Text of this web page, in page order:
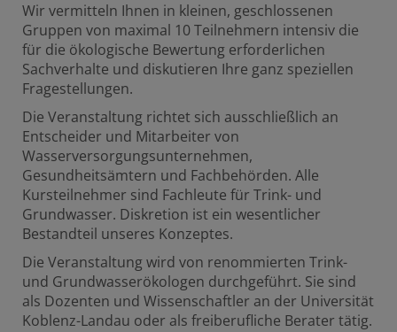
Wir vermitteln Ihnen in kleinen, geschlossenen
Gruppen von maximal 10 Teilnehmern intensiv die
für die ökologische Bewertung erforderlichen
Sachverhalte und diskutieren Ihre ganz speziellen
Fragestellungen.
Die Veranstaltung richtet sich ausschließlich an
Entscheider und Mitarbeiter von
Wasserversorgungsunternehmen,
Gesundheitsämtern und Fachbehörden. Alle
Kursteilnehmer sind Fachleute für Trink- und
Grundwasser. Diskretion ist ein wesentlicher
Bestandteil unseres Konzeptes.
Die Veranstaltung wird von renommierten Trink-
und Grundwasserökologen durchgeführt. Sie sind
als Dozenten und Wissenschaftler an der Universität
Koblenz-Landau oder als freiberufliche Berater tätig.